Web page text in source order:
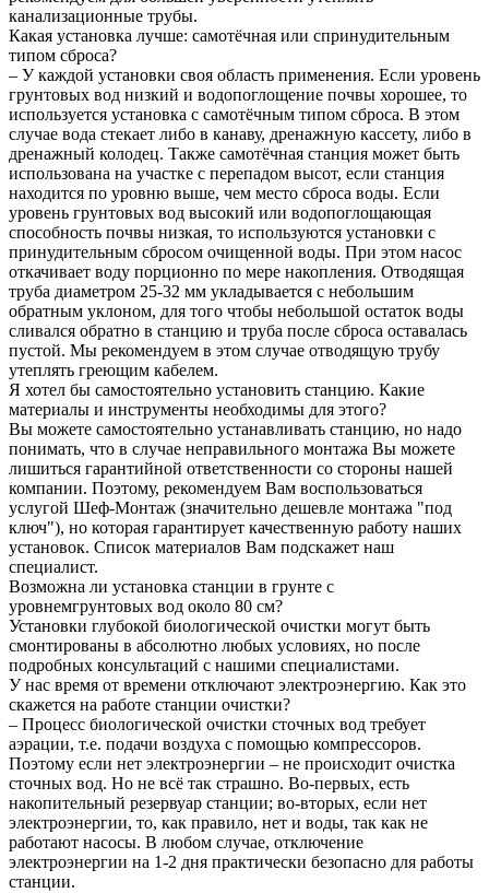
канализационные трубы.
Какая установка лучше: самотёчная или спринудительным
типом сброса?
– У каждой установки своя область применения. Если уровень
грунтовых вод низкий и водопоглощение почвы хорошее, то
используется установка с самотёчным типом сброса. В этом
случае вода стекает либо в канаву, дренажную кассету, либо в
дренажный колодец. Также самотёчная станция может быть
использована на участке с перепадом высот, если станция
находится по уровню выше, чем место сброса воды. Если
уровень грунтовых вод высокий или водопоглощающая
способность почвы низкая, то используются установки с
принудительным сбросом очищенной воды. При этом насос
откачивает воду порционно по мере накопления. Отводящая
труба диаметром 25-32 мм укладывается с небольшим
обратным уклоном, для того чтобы небольшой остаток воды
сливался обратно в станцию и труба после сброса оставалась
пустой. Мы рекомендуем в этом случае отводящую трубу
утеплять греющим кабелем.
Я хотел бы самостоятельно установить станцию. Какие
материалы и инструменты необходимы для этого?
Вы можете самостоятельно устанавливать станцию, но надо
понимать, что в случае неправильного монтажа Вы можете
лишиться гарантийной ответственности со стороны нашей
компании. Поэтому, рекомендуем Вам воспользоваться
услугой Шеф-Монтаж (значительно дешевле монтажа "под
ключ"), но которая гарантирует качественную работу наших
установок. Список материалов Вам подскажет наш
специалист.
Возможна ли установка станции в грунте с
уровнемгрунтовых вод около 80 см?
Установки глубокой биологической очистки могут быть
смонтированы в абсолютно любых условиях, но после
подробных консультаций с нашими специалистами.
У нас время от времени отключают электроэнергию. Как это
скажется на работе станции очистки?
– Процесс биологической очистки сточных вод требует
аэрации, т.е. подачи воздуха с помощью компрессоров.
Поэтому если нет электроэнергии – не происходит очистка
сточных вод. Но не всё так страшно. Во-первых, есть
накопительный резервуар станции; во-вторых, если нет
электроэнергии, то, как правило, нет и воды, так как не
работают насосы. В любом случае, отключение
электроэнергии на 1-2 дня практически безопасно для работы
станции.